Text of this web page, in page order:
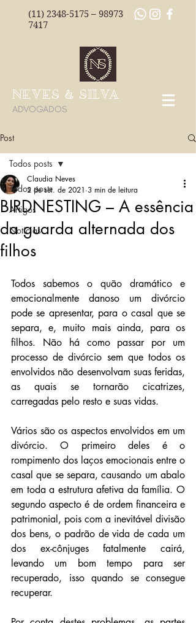
(11) 2348-5175 – 98973
7417
NEVES & SILVA
ADVOGADOS
Post
Todos posts
Artigos
Notícias
Todos posts
BIRDNESTING – A essência
da guarda alternada dos
filhos
Claudia Neves
2 de set. de 2021 3 min de leitura
Todos sabemos o quão dramático e
emocionalmente danoso um divórcio
pode se apresentar, para o casal que se
separa, e, muito mais ainda, para os
filhos. Não há como passar por um
processo de divórcio sem que todos os
envolvidos não desenvolvam suas feridas,
as quais se tornarão cicatrizes,
carregadas pelo resto e suas vidas.
Vários são os aspectos envolvidos em um
divórcio. O primeiro deles é o
rompimento dos laços emocionais entre o
casal que se separa, causando um abalo
em toda a estrutura afetiva da família. O
segundo aspecto é de ordem financeira e
patrimonial, pois com a inevitável divisão
dos bens, o padrão de vida de cada um
dos ex-cônjuges fatalmente cairá,
levando um bom tempo para ser
recuperado, isso quando se consegue
recuperar.